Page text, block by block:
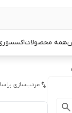
همه محصولات
مرتب‌سازی